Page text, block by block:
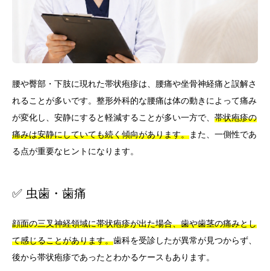
腰や臀部・下肢に現れた帯状疱疹は、腰痛や坐骨神経痛と誤解さ
れることが多いです。整形外科的な腰痛は体の動きによって痛み
が変化し、安静にすると軽減することが多い一方で、 帯状疱疹の
痛みは安静にしていても続く傾向があります。また、一側性であ
る点が重要なヒントになります。
✅ 虫歯・歯痛
顔面の三叉神経領域に帯状疱疹が出た場合、歯や歯茎の痛みとし
て感じることがあります。歯科を受診したが異常が見つからず、
後から帯状疱疹であったとわかるケースもあります。